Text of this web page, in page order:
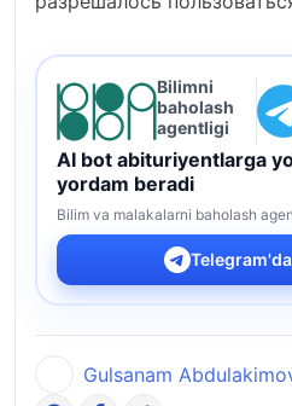
Bilimni
baholash
agentligi
AI bot abituriyentlarga
yordam beradi
Bilim va malakalarni baholash
Gulsanam